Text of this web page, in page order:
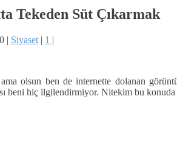
Tekeden Süt Çıkarmak
| Siyaset | 1 |
olsun ben de internette dolanan
beni hiç ilgilendirmiyor. Nitekim bu konuda